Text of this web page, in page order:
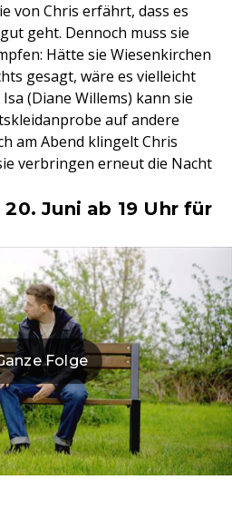
von Chris erfährt, dass es
geht. Dennoch muss sie
Hätte sie Wiesenkirchen
gesagt, wäre es vielleicht
(Diane Willems) kann sie
auf andere
am Abend klingelt Chris
verbringen erneut die Nacht
20. Juni ab 19 Uhr für
Folge